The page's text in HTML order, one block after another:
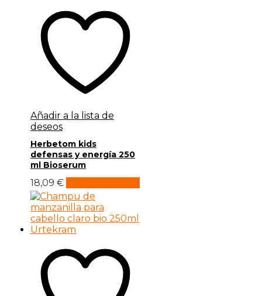
Añadir a la lista de
deseos
Herbetom kids
defensas y energía 250
ml Bioserum
18,09 €